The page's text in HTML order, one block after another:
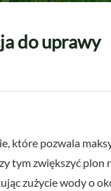
do uprawy
które pozwala
tym zwiększyć
zużycie wody o